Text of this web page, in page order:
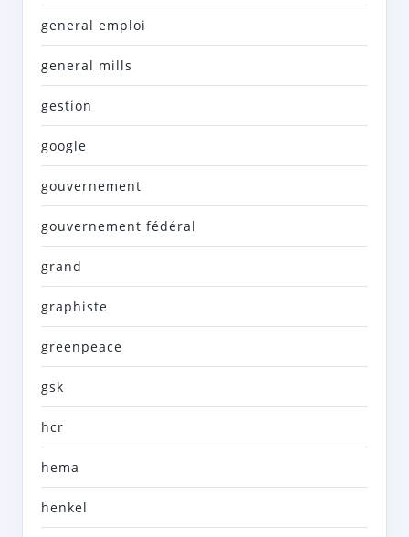
general emploi
general mills
gestion
google
gouvernement
gouvernement fédéral
grand
graphiste
greenpeace
gsk
hcr
hema
henkel